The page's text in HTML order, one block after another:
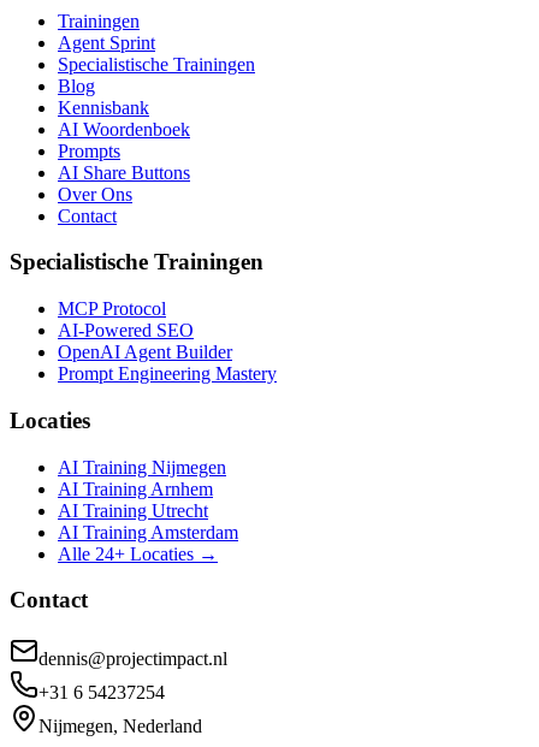
Trainingen
Agent Sprint
Specialistische Trainingen
Blog
Kennisbank
AI Woordenboek
Prompts
AI Share Buttons
Over Ons
Contact
Specialistische Trainingen
MCP Protocol
AI-Powered SEO
OpenAI Agent Builder
Prompt Engineering Mastery
Locaties
AI Training Nijmegen
AI Training Arnhem
AI Training Utrecht
AI Training Amsterdam
Alle 24+ Locaties →
Contact
dennis@projectimpact.nl
+31 6 54237254
Nijmegen, Nederland